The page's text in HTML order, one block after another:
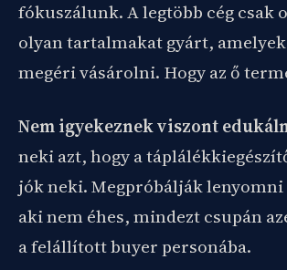
fókuszálunk. A legtöbb cég csak
olyan tartalmakat gyárt,
megéri vásárolni. Hogy az ő
Nem igyekeznek viszont
neki azt, hogy a
jók neki. Megpróbálják
aki nem éhes, mindezt csupán
a felállított buyer personába.